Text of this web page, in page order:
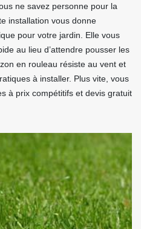
ne savez personne pour la
installation vous donne
pour votre jardin. Elle vous
au lieu d’attendre pousser les
en rouleau résiste au vent et
à installer. Plus vite, vous
à prix compétitifs et devis gratuit